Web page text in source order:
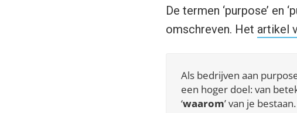
De termen ‘purpose’ en
omschreven. Het artikel
Als bedrijven aan
een hoger doel: van
‘waarom’ van je bestaan.